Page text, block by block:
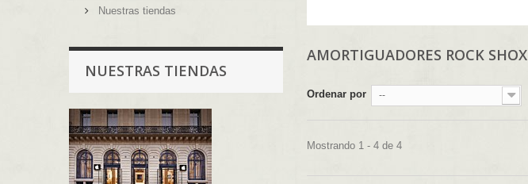
Nuestras tiendas
NUESTRAS TIENDAS
AMORTIGUADORES ROCK SHOX
Ordenar por --
Mostrando 1 - 4 de 4